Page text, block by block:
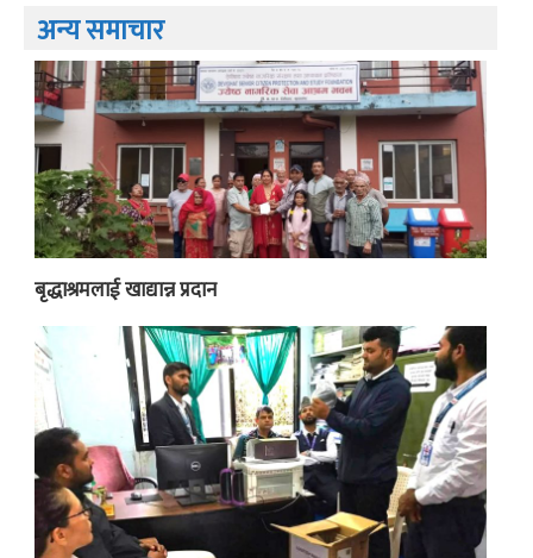
अन्य समाचार
बृद्धाश्रमलाई खाद्यान्न प्रदान